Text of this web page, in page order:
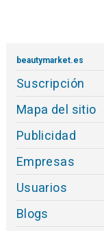
beautymarket.es
Suscripción
Mapa del sitio
Publicidad
Empresas
Usuarios
Blogs